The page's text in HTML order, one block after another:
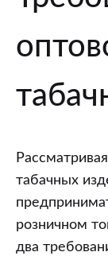
табачных
розничном
два